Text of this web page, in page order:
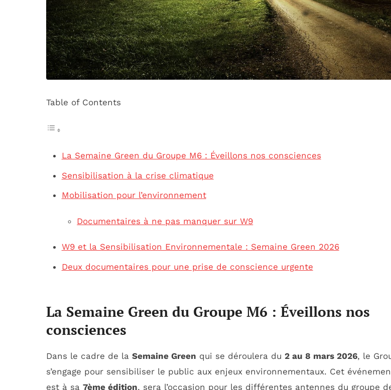
Table of Contents
La Semaine Green du Groupe M6 : Éveillons nos consciences
Sensibilisation à la crise climatique
Mobilisation pour l’environnement
Documentaires à ne pas manquer sur W9
W9 et la Sensibilisation Environnementale : Semaine Green 2026
Deux documentaires pour une prise de conscience urgente
La Semaine Green du Groupe M6 : Éveillons nos
consciences
Dans le cadre de la Semaine Green qui se déroulera du 2 au 8 mars 2026, le
s’engage pour sensibiliser le public aux enjeux environnementaux. Cet
est à sa 7ème édition, sera l’occasion pour les différentes antennes du groupe